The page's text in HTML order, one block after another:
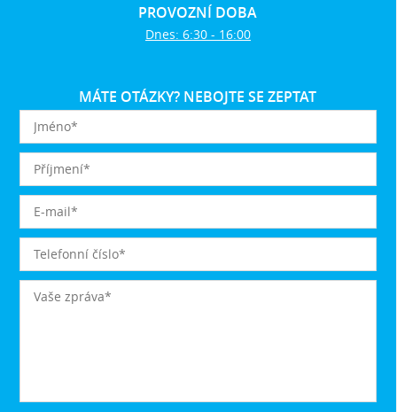
PROVOZNÍ DOBA
Dnes: 6:30 - 16:00
MÁTE OTÁZKY? NEBOJTE SE ZEPTAT